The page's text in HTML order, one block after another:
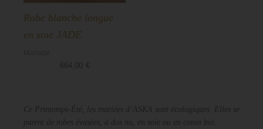
Robe blanche longue
en soie JADE
Ce Printemps-Été, les mariées d’ASKA sont écologiques. Elles se
parent de robes évasées, à dos nu, en soie ou en coton bio.